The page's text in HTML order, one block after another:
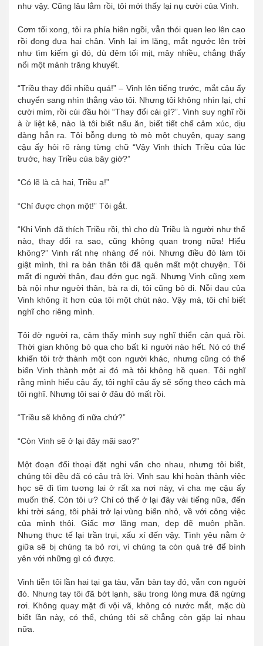
như vậy. Cũng lâu lắm rồi, tôi mới thấy lại nụ cười của Vinh.
Cơm tối xong, tôi ra phía hiên ngồi, vẫn thói quen leo lên cao
rồi đong đưa hai chân. Vinh lại im lặng, mắt ngước lên trời
như tìm kiếm gì đó, dù đêm tối mịt, mây nhiều, chẳng thấy
nổi một mảnh trăng khuyết.
“Triều thay đổi nhiều quá!” – Vinh lên tiếng trước, mắt cậu ấy
chuyển sang nhìn thẳng vào tôi. Nhưng tôi không nhìn lại, chỉ
cười mỉm, rồi cúi đầu hỏi “Thay đổi cái gì?”. Vinh suy nghĩ rồi
à ừ liệt kê, nào là tôi biết nấu ăn, biết tiết chế cảm xúc, dịu
dàng hẳn ra. Tôi bỗng dưng tò mò một chuyện, quay sang
cậu ấy hỏi rõ ràng từng chữ “Vậy Vinh thích Triều của lúc
trước, hay Triều của bây giờ?”
“Có lẽ là cả hai, Triều ạ!”
“Chỉ được chọn một!” Tôi gắt.
“Khi Vinh đã thích Triều rồi, thì cho dù Triều là người như thế
nào, thay đổi ra sao, cũng không quan trọng nữa! Hiểu
không?” Vinh rất nhẹ nhàng để nói. Nhưng điều đó làm tôi
giật mình, thì ra bản thân tôi đã quên mất một chuyện. Tôi
mất đi người thân, đau đớn gục ngã. Nhưng Vinh cũng xem
bà nội như người thân, bà ra đi, tôi cũng bỏ đi. Nỗi đau của
Vinh không ít hơn của tôi một chút nào. Vậy mà, tôi chỉ biết
nghĩ cho riêng mình.
Tôi đờ người ra, cảm thấy mình suy nghĩ thiển cận quá rồi.
Thời gian không bỏ qua cho bất kì người nào hết. Nó có thể
khiến tôi trở thành một con người khác, nhưng cũng có thể
biến Vinh thành một ai đó mà tôi không hề quen. Tôi nghĩ
rằng mình hiểu cậu ấy, tôi nghĩ cậu ấy sẽ sống theo cách mà
tôi nghĩ. Nhưng tôi sai ở đâu đó mất rồi.
“Triều sẽ không đi nữa chứ?”
“Còn Vinh sẽ ở lại đây mãi sao?”
Một đoạn đối thoại đặt nghi vấn cho nhau, nhưng tôi biết,
chúng tôi đều đã có câu trả lời. Vinh sau khi hoàn thành việc
học sẽ đi tìm tương lai ở rất xa nơi này, vì cha mẹ cậu ấy
muốn thế. Còn tôi ư? Chỉ có thể ở lại đây vài tiếng nữa, đến
khi trời sáng, tôi phải trở lại vùng biển nhỏ, về với công việc
của mình thôi. Giấc mơ lãng mạn, đẹp đẽ muôn phần.
Nhưng thực tế lại trần trụi, xấu xí đến vậy. Tình yêu nằm ở
giữa sẽ bị chúng ta bỏ rơi, vì chúng ta còn quá trẻ để bình
yên với những gì có được.
Vinh tiễn tôi lần hai tại ga tàu, vẫn bàn tay đó, vẫn con người
đó. Nhưng tay tôi đã bớt lạnh, sâu trong lòng mưa đã ngừng
rơi. Không quay mặt đi vội vã, không có nước mắt, mặc dù
biết lần này, có thể, chúng tôi sẽ chẳng còn gặp lại nhau
nữa.